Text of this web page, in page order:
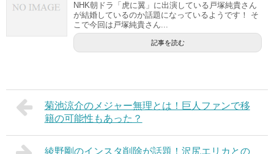
NHK朝ドラ「虎に翼」に出演している戸塚純貴さん
が結婚しているのか話題になっているようです！ そ
こで今回は戸塚純貴さん...
記事を読む
菊池涼介のメジャー無理とは！巨人ファンで移
籍の可能性もあった？
綾野剛のインスタ削除が話題！沢尻エリカとの